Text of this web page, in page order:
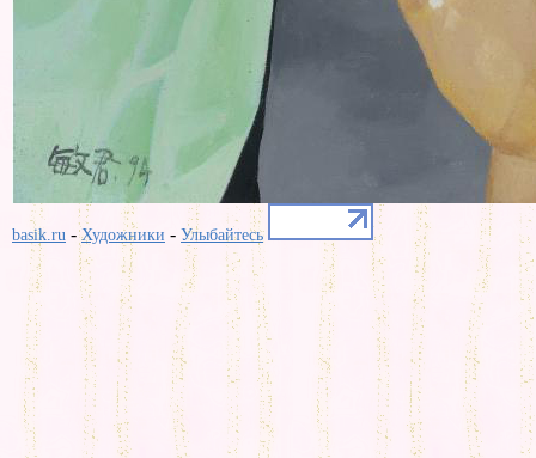
basik.ru -Художники - Улыбайтесь